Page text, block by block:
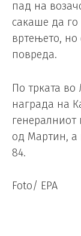
пад на
сакаше да
вртењето, но
повреда.
По трката во
награда на
генералниот
од Мартин, а
84.
Foto/ EPA